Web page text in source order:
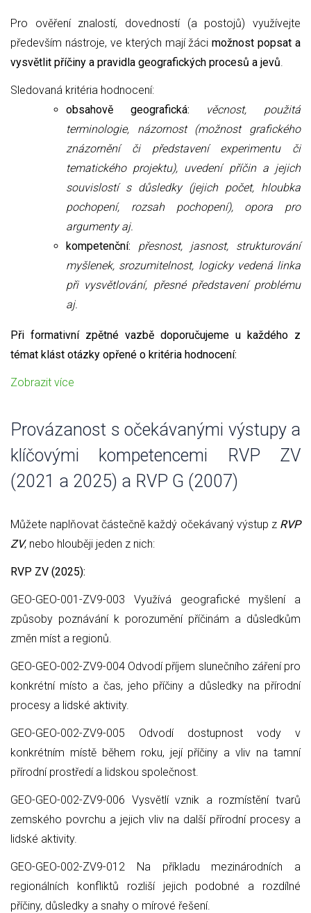
Pro ověření znalostí, dovedností (a postojů) využívejte
především nástroje, ve kterých mají žácimožnost popsat a
vysvětlit příčiny a pravidla geografických procesů a jevů
Sledovaná kritéria hodnocení:
obsahově geografická: věcnost, použitá
terminologie, názornost (možnost grafického
znázornění či představení experimentu či
tematického projektu), uvedení příčin a jejich
souvislostí s důsledky (jejich počet, hloubka
pochopení, rozsah pochopení), opora pro
argumenty aj.
kompetenční:
přesnost, jasnost, strukturování
myšlenek, srozumitelnost, logicky vedená linka
při vysvětlování, přesné představení problému
aj.
Při formativní zpětné vazbě doporučujeme u každého z
témat klást otázky opřené o kritéria hodnocení:
Zobrazit více
Provázanost s očekávanými výstupy a
klíčovými kompetencemi RVP ZV
(2021 a 2025) a RVP G (2007)
Můžete naplňovat částečně každý očekávaný výstup z RVP
ZV, nebo hlouběji jeden z nich:
RVP ZV (2025):
GEO-GEO-001-ZV9-003 Využívá geografické myšlení a
způsoby poznávání k porozumění příčinám a důsledkům
změn míst a regionů.
GEO-GEO-002-ZV9-004 Odvodí příjem slunečního záření pro
konkrétní místo a čas, jeho příčiny a důsledky na přírodní
procesy a lidské aktivity.
GEO-GEO-002-ZV9-005 Odvodí dostupnost vody v
konkrétním místě během roku, její příčiny a vliv na tamní
přírodní prostředí a lidskou společnost.
GEO-GEO-002-ZV9-006 Vysvětlí vznik a rozmístění tvarů
zemského povrchu a jejich vliv na další přírodní procesy a
lidské aktivity.
GEO-GEO-002-ZV9-012 Na příkladu mezinárodních a
regionálních konfliktů rozliší jejich podobné a rozdílné
příčiny, důsledky a snahy o mírové řešení.